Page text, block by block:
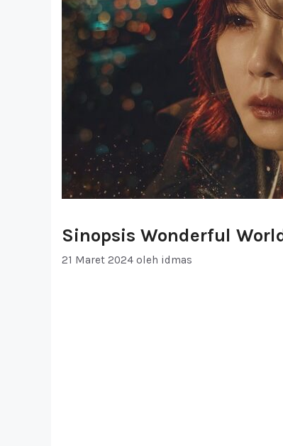
Sinopsis Wonderful
21 Maret 2024 oleh idmas